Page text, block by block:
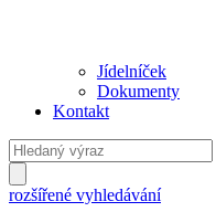
Jídelníček
Dokumenty
Kontakt
rozšířené vyhledávání